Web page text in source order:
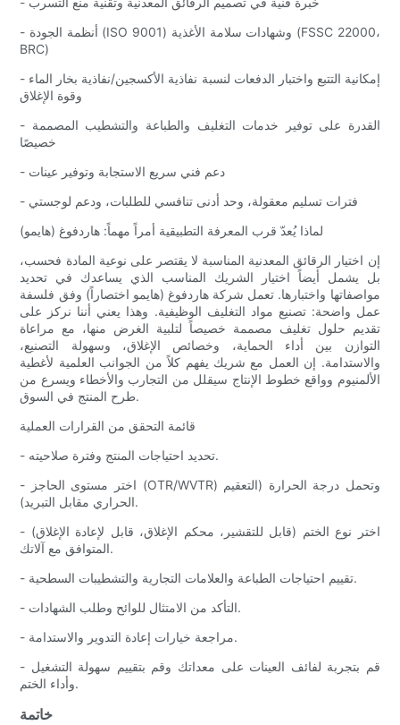
- أنظمة الجودة (ISO 9001) وشهادات سلامة الأغذية (FSSC 22000،
BRC)
- إمكانية التتبع واختبار الدفعات لنسبة نفاذية الأكسجين/نفاذية بخار الماء
وقوة الإغلاق
- القدرة على توفير خدمات التغليف والطباعة والتشطيب المصممة
خصيصًا
- دعم فني سريع الاستجابة وتوفير عينات
- فترات تسليم معقولة، وحد أدنى تنافسي للطلبات، ودعم لوجستي
لماذا يُعدّ قرب المعرفة التطبيقية أمراً مهماً: هاردفوغ (هايمو)
إن اختيار الرقائق المعدنية المناسبة لا يقتصر على نوعية المادة فحسب،
بل يشمل أيضاً اختيار الشريك المناسب الذي يساعدك في تحديد
مواصفاتها واختبارها. تعمل شركة هاردفوغ (هايمو اختصاراً) وفق فلسفة
عمل واضحة: تصنيع مواد التغليف الوظيفية. وهذا يعني أننا نركز على
تقديم حلول تغليف مصممة خصيصاً لتلبية الغرض منها، مع مراعاة
التوازن بين أداء الحماية، وخصائص الإغلاق، وسهولة التصنيع،
والاستدامة. إن العمل مع شريك يفهم كلاً من الجوانب العلمية لأغطية
الألمنيوم وواقع خطوط الإنتاج سيقلل من التجارب والأخطاء ويسرع من
طرح المنتج في السوق.
قائمة التحقق من القرارات العملية
- تحديد احتياجات المنتج وفترة صلاحيته.
- اختر مستوى الحاجز (OTR/WVTR) وتحمل درجة الحرارة (التعقيم
الحراري مقابل التبريد).
- اختر نوع الختم (قابل للتقشير، محكم الإغلاق، قابل لإعادة الإغلاق)
المتوافق مع آلاتك.
- تقييم احتياجات الطباعة والعلامات التجارية والتشطيبات السطحية.
- التأكد من الامتثال للوائح وطلب الشهادات.
- مراجعة خيارات إعادة التدوير والاستدامة.
- قم بتجربة لفائف العينات على معداتك وقم بتقييم سهولة التشغيل
وأداء الختم.
خاتمة